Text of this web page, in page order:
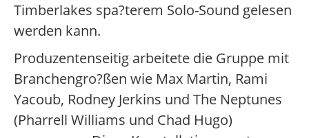
Timberlakes spa?terem Solo-Sound gelesen
werden kann.
Produzentenseitig arbeitete die Gruppe mit
Branchengro?ßen wie Max Martin, Rami
Yacoub, Rodney Jerkins und The Neptunes
(Pharrell Williams und Chad Hugo)